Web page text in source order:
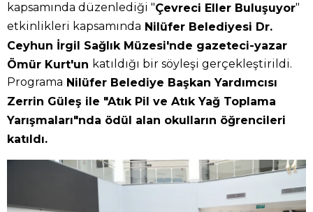
kapsamında düzenlediği "Çevreci Eller Buluşuyor"
etkinlikleri kapsamında Nilüfer Belediyesi Dr.
Ceyhun İrgil Sağlık Müzesi'nde gazeteci-yazar
Ömür Kurt'un katıldığı bir söyleşi gerçekleştirildi.
Programa Nilüfer Belediye Başkan Yardımcısı
Zerrin Güleş ile "Atık Pil ve Atık Yağ Toplama
Yarışmaları"nda ödül alan okulların öğrencileri
katıldı.